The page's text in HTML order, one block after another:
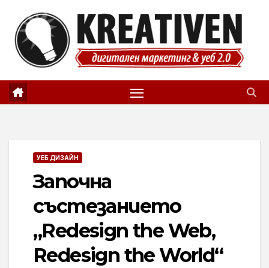
content
УЕБ ДИЗАЙН
Започна
състезанието
„Redesign the Web,
Redesign the World“